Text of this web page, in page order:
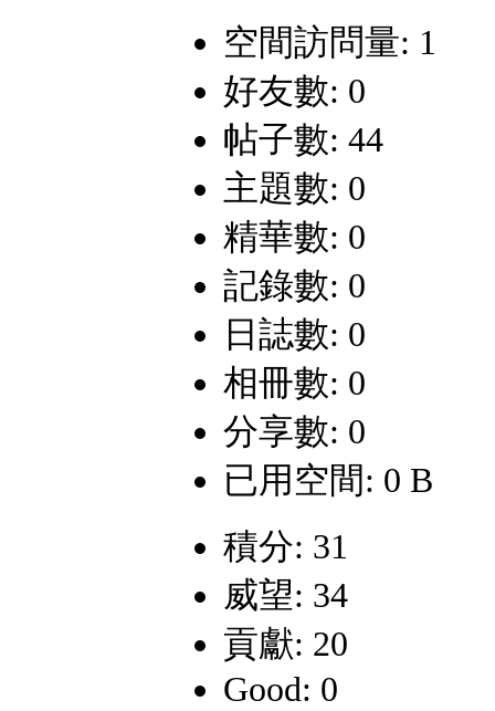
空間訪問量: 1
好友數: 0
帖子數: 44
主題數: 0
精華數: 0
記錄數: 0
日誌數: 0
相冊數: 0
分享數: 0
已用空間: 0 B
積分: 31
威望: 34
貢獻: 20
Good: 0